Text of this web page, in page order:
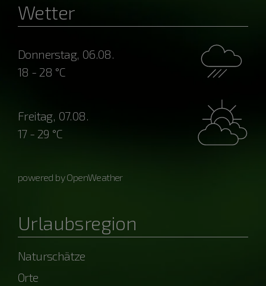
Wetter
Donnerstag, 06.08.
18 - 28 °C
Freitag, 07.08.
17 - 29 °C
powered by OpenWeather
Urlaubsregion
Naturschätze
Orte